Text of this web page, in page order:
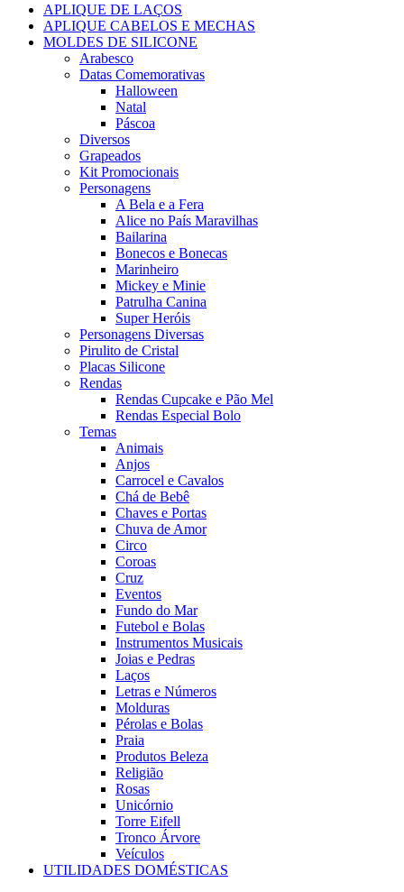
APLIQUE DE LAÇOS
APLIQUE CABELOS E MECHAS
MOLDES DE SILICONE
Arabesco
Datas Comemorativas
Halloween
Natal
Páscoa
Diversos
Grapeados
Kit Promocionais
Personagens
A Bela e a Fera
Alice no País Maravilhas
Bailarina
Bonecos e Bonecas
Marinheiro
Mickey e Minie
Patrulha Canina
Super Heróis
Personagens Diversas
Pirulito de Cristal
Placas Silicone
Rendas
Rendas Cupcake e Pão Mel
Rendas Especial Bolo
Temas
Animais
Anjos
Carrocel e Cavalos
Chá de Bebê
Chaves e Portas
Chuva de Amor
Circo
Coroas
Cruz
Eventos
Fundo do Mar
Futebol e Bolas
Instrumentos Musicais
Joias e Pedras
Laços
Letras e Números
Molduras
Pérolas e Bolas
Praia
Produtos Beleza
Religião
Rosas
Unicórnio
Torre Eifell
Tronco Árvore
Veículos
UTILIDADES DOMÉSTICAS